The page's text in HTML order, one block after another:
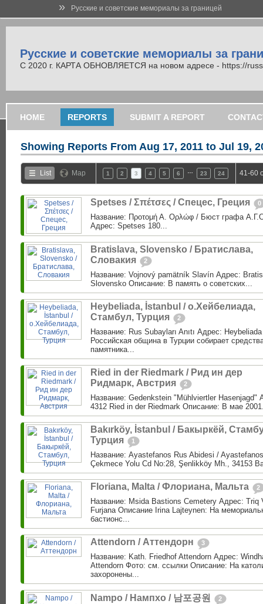
» Русские и советские мемориалы за границей
Русские и советские мемориалы за
С 2020 г. КАРТА ОБНОВЛЯЕТСЯ на новом адресе - https://
HOME REPORTS SUBMIT A REPORT
Showing Reports From Aug 17, 2011 to Jul 19,
List Map 1 2 3 4 5 6 23 24 41-60
Spetses / Σπέτσες / Спецес, Греция 0
Название: Προτομή Α. Ορλώφ / Бюст графа
Адрес: Spetses 180...
Bratislava, Slovensko / Братислава,
Словакия
2
Название: Vojnový pamätník Slavín Адрес:
Slovensko Описание: В память о советских...
Heybeliada, İstanbul / о.Хейбелиада,
Стамбул, Турция
2
Название: Rus Subayları Anıtı Адрес:
Российская община в Турции собирает
памятника...
Ried in der Riedmark / Рид ин дер
Ридмарк, Австрия
2
Название: Gedenkstein "Mühlviertler Hasenjagd"
4312 Ried in der Riedmark Описание: В мае
Bakırköy, İstanbul / Бакыркёй,
Турция
1
Название: Ayastefanos Rus Abidesi /
Çekmece Yolu Cd No:28, Şenlikköy Mh., 34153
Floriana, Malta / Флориана, Мальта 2
Название: Msida Bastions Cemetery Адрес: Triq
Furjana Описание Irina Lajteynen: На
бастионс...
Attendorn / Аттендорн 3
Название: Kath. Friedhof Attendorn Адрес:
Attendorn Фото: см. ссылки Описание: На
захоронены...
Nampo / Нампхо / 남포공원 2